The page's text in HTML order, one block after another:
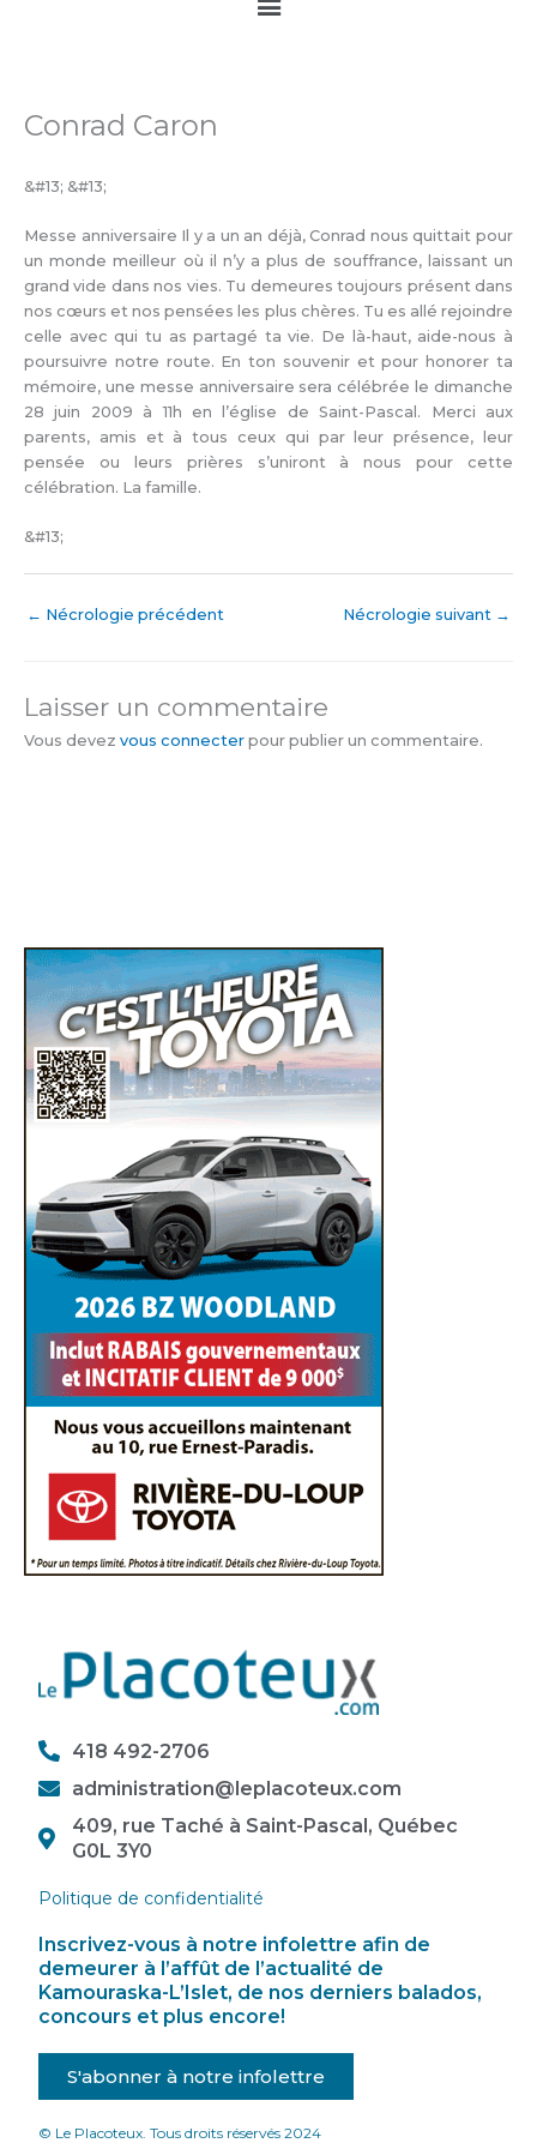
Conrad Caron
&#13; &#13;
Messe anniversaire Il y a un an déjà, Conrad nous quittait pour
un monde meilleur où il n’y a plus de souffrance, laissant un
grand vide dans nos vies. Tu demeures toujours présent dans
nos cœurs et nos pensées les plus chères. Tu es allé rejoindre
celle avec qui tu as partagé ta vie. De là-haut, aide-nous à
poursuivre notre route. En ton souvenir et pour honorer ta
mémoire, une messe anniversaire sera célébrée le dimanche
28 juin 2009 à 11h en l’église de Saint-Pascal. Merci aux
parents, amis et à tous ceux qui par leur présence, leur
pensée ou leurs prières s’uniront à nous pour cette
célébration. La famille.
&#13;
← Nécrologie précédent Nécrologie suivant →
Laisser un commentaire
Vous devez vous connecter pour publier un commentaire.
418 492-2706
administration@leplacoteux.com
409, rue Taché à Saint-Pascal, Québec
G0L 3Y0
Politique de confidentialité
Inscrivez-vous à notre infolettre afin de
demeurer à l’affût de l’actualité de
Kamouraska-L’Islet, de nos derniers balados,
concours et plus encore!
S'abonner à notre infolettre
© Le Placoteux. Tous droits réservés 2024